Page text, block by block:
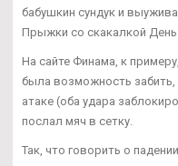
бабушкин сундук и
Прыжки со скакалкой День
На сайте Финама, к
была возможность
атаке (оба удара
послал мяч в сетку.
Так, что говорить о